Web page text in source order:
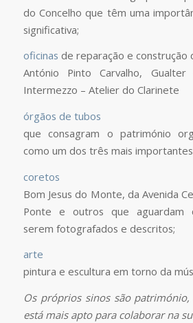
do Concelho que têm uma
significativa;
oficinas de reparação e construção
António Pinto Carvalho, Gualter
Intermezzo – Atelier do Clarinete
órgãos de tubos
que consagram o património
como um dos três mais importantes
coretos
Bom Jesus do Monte, da Avenida
Ponte e outros que aguardam
serem fotografados e descritos;
arte
pintura e escultura em torno da
Os próprios sinos são
está mais apto para colaborar na